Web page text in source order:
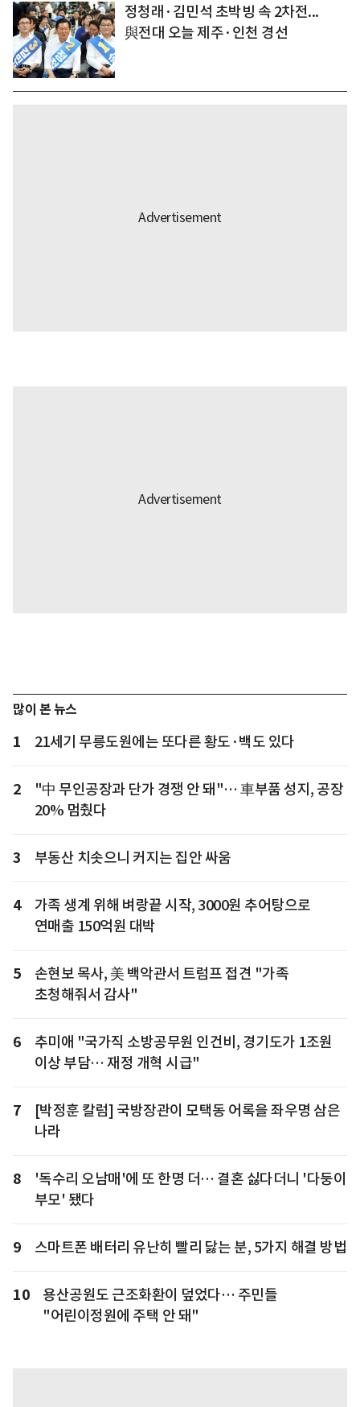
정청래·김민석 초박빙 속 2차전...
與전대 오늘 제주·인천 경선
많이 본 뉴스
1 21세기 무릉도원에는 또다른 황도·백도 있다
2
"中 무인공장과 단가 경쟁 안 돼"… 車부품 성지, 공장
20% 멈췄다
3 부동산 치솟으니 커지는 집안 싸움
4
가족 생계 위해 벼랑끝 시작, 3000원 추어탕으로
연매출 150억원 대박
5
손현보 목사, 美 백악관서 트럼프 접견 "가족
초청해줘서 감사"
6
추미애 "국가직 소방공무원 인건비, 경기도가 1조원
이상 부담… 재정 개혁 시급"
7
[박정훈 칼럼] 국방장관이 모택동 어록을 좌우명 삼은
나라
8
'독수리 오남매'에 또 한명 더… 결혼 싫다더니 '다둥이
부모' 됐다
9 스마트폰 배터리 유난히 빨리 닳는 분, 5가지 해결 방법
10
용산공원도 근조화환이 덮었다… 주민들
"어린이정원에 주택 안 돼"